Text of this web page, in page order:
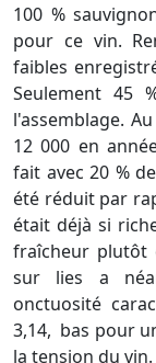
100 %
pour ce vin.
faibles
Seulement 45
l'assemblage.
12 000 en
fait avec 20 %
été réduit par
était déjà si
fraîcheur plutôt
sur lies a
onctuosité
3,14, bas pour
la tension du vin.